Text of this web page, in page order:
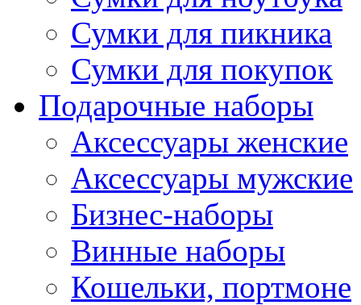
Сумки для пикника
Сумки для покупок
Подарочные наборы
Аксессуары женские
Аксессуары мужские
Бизнес-наборы
Винные наборы
Кошельки, портмоне